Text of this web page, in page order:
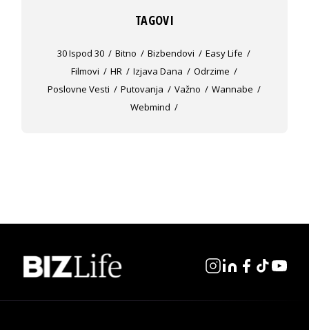
TAGOVI
30 Ispod 30 Bitno Bizbendovi
Easy Life
Filmovi
HR Izjava Dana
Odrzime
Poslovne Vesti
Putovanja Važno
Wannabe
Webmind